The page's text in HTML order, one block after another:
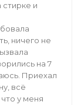
и
ничего не
на 7
Приехал
всё
у меня